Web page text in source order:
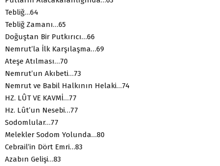
Tebliğ…64
Tebliğ Zamanı…65
Doğuştan Bir Putkırıcı…66
Nemrut’la İlk Karşılaşma…69
Ateşe Atılması…70
Nemrut’un Akıbeti…73
Nemrut ve Babil Halkının Helaki…74
HZ. LÛT VE KAVMİ…77
Hz. Lût’un Nesebi…77
Sodomlular…77
Melekler Sodom Yolunda…80
Cebrail’in Dört Emri…83
Azabın Gelişi…83